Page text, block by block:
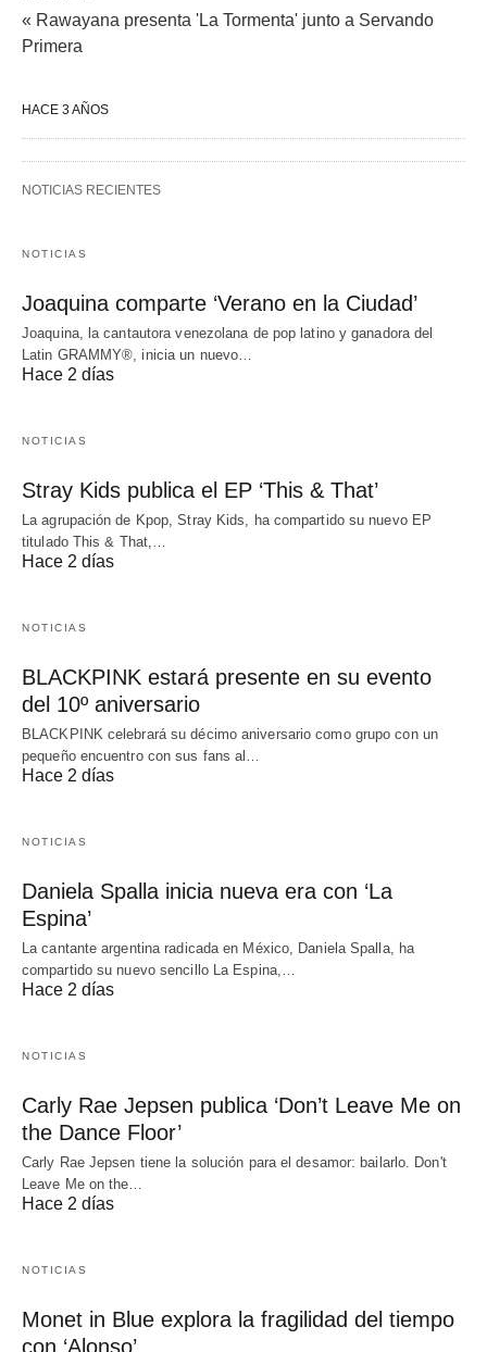
« Rawayana presenta 'La Tormenta' junto a Servando
Primera
HACE 3 AÑOS
NOTICIAS RECIENTES
NOTICIAS
Joaquina comparte ‘Verano en la Ciudad’
Joaquina, la cantautora venezolana de pop latino y ganadora del
Latin GRAMMY®, inicia un nuevo…
Hace 2 días
NOTICIAS
Stray Kids publica el EP ‘This & That’
La agrupación de Kpop, Stray Kids, ha compartido su nuevo EP
titulado This & That,…
Hace 2 días
NOTICIAS
BLACKPINK estará presente en su evento
del 10º aniversario
BLACKPINK celebrará su décimo aniversario como grupo con un
pequeño encuentro con sus fans al…
Hace 2 días
NOTICIAS
Daniela Spalla inicia nueva era con ‘La
Espina’
La cantante argentina radicada en México, Daniela Spalla, ha
compartido su nuevo sencillo La Espina,…
Hace 2 días
NOTICIAS
Carly Rae Jepsen publica ‘Don’t Leave Me on
the Dance Floor’
Carly Rae Jepsen tiene la solución para el desamor: bailarlo. Don't
Leave Me on the…
Hace 2 días
NOTICIAS
Monet in Blue explora la fragilidad del tiempo
con ‘Alonso’